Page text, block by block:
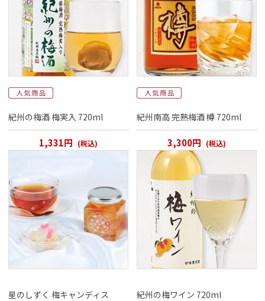
紀州の梅酒 梅実入 720ml
1,331円 (税込)
紀州南高 完熟梅酒 樽 720ml
3,300円 (税込)
星のしずく 梅キャンディス 紀州の梅ワイン 720ml